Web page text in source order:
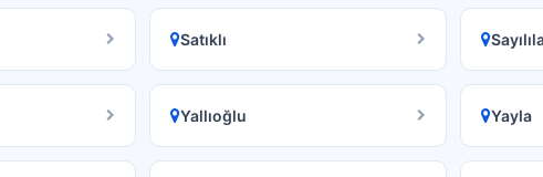
Satıklı
Yallıoğlu Yayla